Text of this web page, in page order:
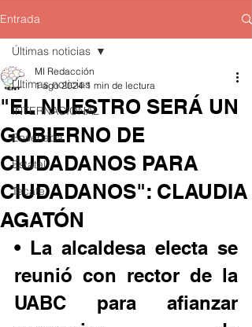
Entrada
Últimas noticias
INTERNACIONAL
Ensenada
Estatal
Tecate
Últimas noticias
"EL NUESTRO SERÁ UN
GOBIERNO DE
CIUDADANOS PARA
CIUDADANOS": CLAUDIA
AGATÓN
MI Redacción
1 ago 2024 1 min de lectura
• La alcaldesa electa se
reunió con rector de la
UABC para afianzar